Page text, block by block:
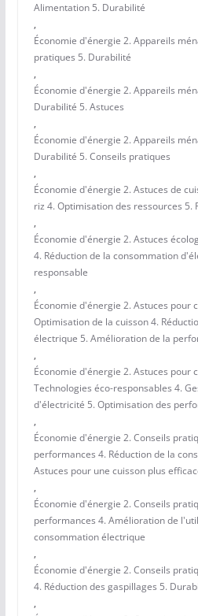
Alimentation 5. Durabilité
,
Économie d'énergie 2. Appareils
pratiques 5. Durabilité
,
Économie d'énergie 2. Appareils
Durabilité 5. Astuces
,
Économie d'énergie 2. Appareils
Durabilité 5. Conseils pratiques
,
Économie d'énergie 2. Astuces de
riz 4. Optimisation des ressources 5.
,
Économie d'énergie 2. Astuces
4. Réduction de la consommation
responsable
,
Économie d'énergie 2. Astuces pour
Optimisation de la cuisson 4.
électrique 5. Amélioration de la
,
Économie d'énergie 2. Astuces pour
Technologies éco-responsables 4.
d'électricité 5. Optimisation des
,
Économie d'énergie 2. Conseils
performances 4. Réduction de la
Astuces pour une cuisson plus
,
Économie d'énergie 2. Conseils
performances 4. Amélioration de
consommation électrique
,
Économie d'énergie 2. Conseils
4. Réduction des gaspillages 5.
,